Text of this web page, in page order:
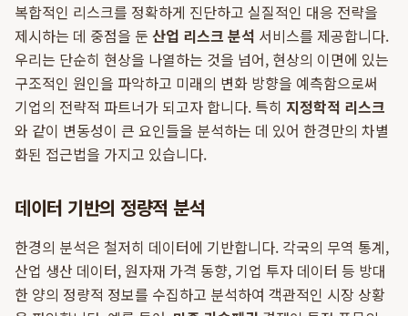
복합적인 리스크를 정확하게 진단하고 실질적인 대응 전략을
제시하는 데 중점을 둔 산업 리스크 분석 서비스를 제공합니다.
우리는 단순히 현상을 나열하는 것을 넘어, 현상의 이면에 있는
구조적인 원인을 파악하고 미래의 변화 방향을 예측함으로써
기업의 전략적 파트너가 되고자 합니다. 특히 지정학적 리스크
와 같이 변동성이 큰 요인들을 분석하는 데 있어 한경만의 차별
화된 접근법을 가지고 있습니다.
데이터 기반의 정량적 분석
한경의 분석은 철저히 데이터에 기반합니다. 각국의 무역 통계,
산업 생산 데이터, 원자재 가격 동향, 기업 투자 데이터 등 방대
한 양의 정량적 정보를 수집하고 분석하여 객관적인 시장 상황